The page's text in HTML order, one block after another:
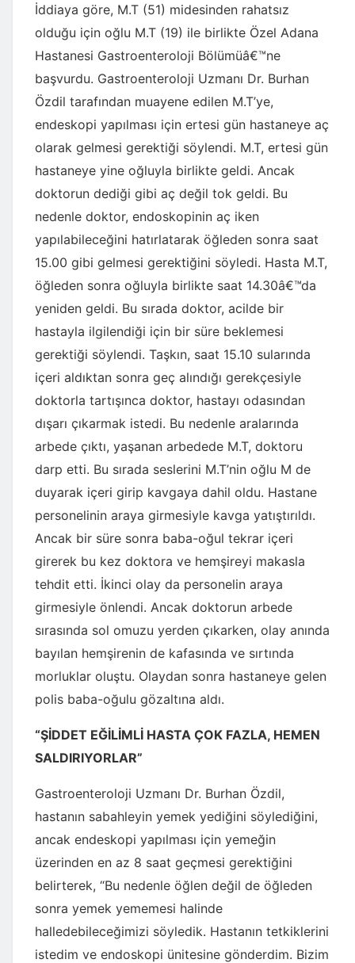
İddiaya göre, M.T (51) midesinden rahatsız
olduğu için oğlu M.T (19) ile birlikte Özel Adana
Hastanesi Gastroenteroloji Bölümüâ€™ne
başvurdu. Gastroenteroloji Uzmanı Dr. Burhan
Özdil tarafından muayene edilen M.T’ye,
endeskopi yapılması için ertesi gün hastaneye aç
olarak gelmesi gerektiği söylendi. M.T, ertesi gün
hastaneye yine oğluyla birlikte geldi. Ancak
doktorun dediği gibi aç değil tok geldi. Bu
nedenle doktor, endoskopinin aç iken
yapılabileceğini hatırlatarak öğleden sonra saat
15.00 gibi gelmesi gerektiğini söyledi. Hasta M.T,
öğleden sonra oğluyla birlikte saat 14.30â€™da
yeniden geldi. Bu sırada doktor, acilde bir
hastayla ilgilendiği için bir süre beklemesi
gerektiği söylendi. Taşkın, saat 15.10 sularında
içeri aldıktan sonra geç alındığı gerekçesiyle
doktorla tartışınca doktor, hastayı odasından
dışarı çıkarmak istedi. Bu nedenle aralarında
arbede çıktı, yaşanan arbedede M.T, doktoru
darp etti. Bu sırada seslerini M.T’nin oğlu M de
duyarak içeri girip kavgaya dahil oldu. Hastane
personelinin araya girmesiyle kavga yatıştırıldı.
Ancak bir süre sonra baba-oğul tekrar içeri
girerek bu kez doktora ve hemşireyi makasla
tehdit etti. İkinci olay da personelin araya
girmesiyle önlendi. Ancak doktorun arbede
sırasında sol omuzu yerden çıkarken, olay anında
bayılan hemşirenin de kafasında ve sırtında
morluklar oluştu. Olaydan sonra hastaneye gelen
polis baba-oğulu gözaltına aldı.
“ŞİDDET EĞİLİMLİ HASTA ÇOK FAZLA, HEMEN
SALDIRIYORLAR”
Gastroenteroloji Uzmanı Dr. Burhan Özdil,
hastanın sabahleyin yemek yediğini söylediğini,
ancak endeskopi yapılması için yemeğin
üzerinden en az 8 saat geçmesi gerektiğini
belirterek, “Bu nedenle öğlen değil de öğleden
sonra yemek yememesi halinde
halledebileceğimizi söyledik. Hastanın tetkiklerini
istedim ve endoskopi ünitesine gönderdim. Bizim